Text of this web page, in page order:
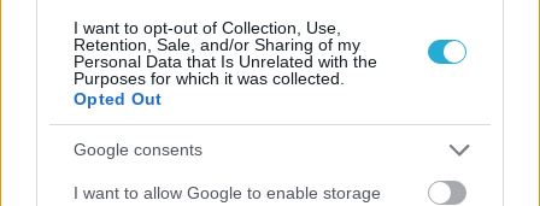
I want to opt-out of Collection, Use,
Retention, Sale, and/or Sharing of my
Personal Data that Is Unrelated with the
Purposes for which it was collected.
Opted Out
Google consents
I want to allow Google to enable storage
ΡΟΗ ΕΙΔΗΣΕΩΝ